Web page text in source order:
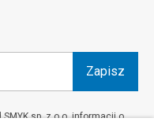
Zapisz
sp. z o.o. informacji o